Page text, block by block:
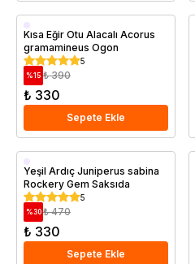
Saksıda
Kısa Eğir Otu Alacalı Acorus
gramamineus Ogon
5
%15 ₺ 390
₺ 330
Sepete Ekle
Saksıda
Yeşil Ardıç Juniperus sabina
Rockery Gem Saksıda
5
%30 ₺ 470
₺ 330
Sepete Ekle